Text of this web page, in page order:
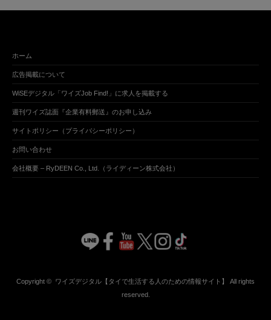
ホーム
広告掲載について
WiSEデジタル「ワイズJob Find!」に求人を掲載する
週刊ワイズ誌面『企業有料郵送』のお申し込み
サイトポリシー（プライバシーポリシー）
お問い合わせ
会社概要 – RyDEEN Co., Ltd.（ライディーン株式会社）
Copyright © ワイズデジタル【タイで生活する人のための情報サイト】
All rights
reserved.